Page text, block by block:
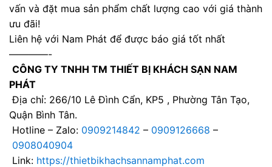
vấn và đặt mua sản phẩm chất lượng cao với giá thành
ưu đãi!
Liên hệ với Nam Phát để được báo giá tốt nhất
————-
CÔNG TY TNHH TM THIẾT BỊ KHÁCH SẠN NAM
PHÁT
Địa chỉ: 266/10 Lê Đình Cẩn, KP5 , Phường Tân Tạo,
Quận Bình Tân.
Hotline – Zalo: 0909214842 – 0909126668 –
0908040904
Link: https://thietbikhachsannamphat.com